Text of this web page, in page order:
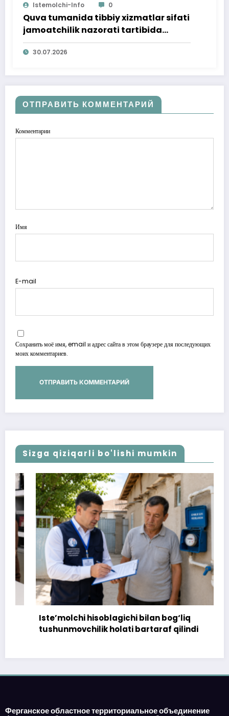
Istemolchi-Info 0
Quva tumanida tibbiy xizmatlar sifati
jamoatchilik nazorati tartibida
o‘rganildi
30.07.2026
ОТПРАВИТЬ КОММЕНТАРИЙ
Комментарии
Имя
E-mail
Сохранить моё имя, email и адрес сайта в этом браузере для последующих
моих комментариев.
Sizga qiziqarli bo'lishi mumkin
Iste’molchi hisoblagichi bilan bog‘liq
tushunmovchilik holati bartaraf qilindi
Ферганское областное территориальное объединение